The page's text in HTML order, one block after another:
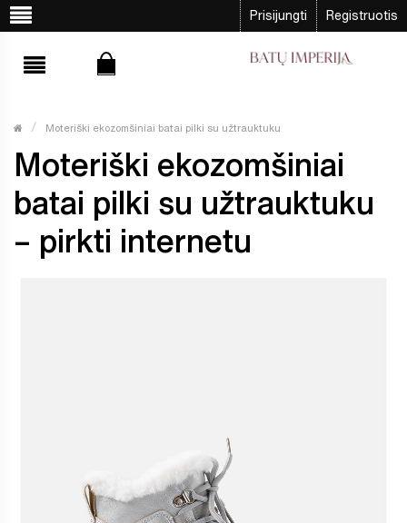
Prisijungti Registruotis
Moteriški ekozomšiniai batai pilki su užtrauktuku
Moteriški ekozomšiniai
batai pilki su užtrauktuku
– pirkti internetu